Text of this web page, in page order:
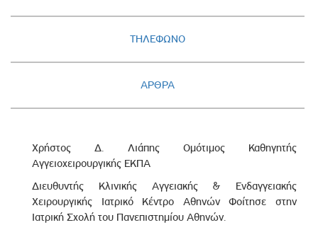
ΤΗΛΕΦΩΝΟ
ΑΡΘΡΑ
Χρήστος Δ. Λιάπης Ομότιμος Καθηγητής
Αγγειοχειρουργικής ΕΚΠΑ
Διευθυντής Κλινικής Αγγειακής & Ενδαγγειακής
Χειρουργικής Ιατρικό Κέντρο Αθηνών Φοίτησε στην
Ιατρική Σχολή του Πανεπιστημίου Αθηνών.